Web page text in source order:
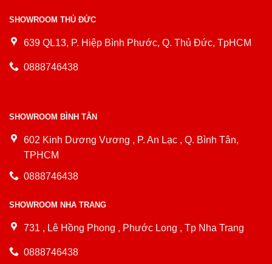
SHOWROOM THỦ ĐỨC
639 QL13, P. Hiệp Bình Phước, Q. Thủ Đức, TpHCM
0888746438
SHOWROOM BÌNH TÂN
602 Kinh Dương Vương , P. An Lạc , Q. Bình Tân,
TPHCM
0888746438
SHOWROOM NHA TRANG
731 , Lê Hồng Phong , Phước Long , Tp Nha Trang
0888746438